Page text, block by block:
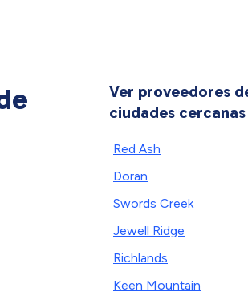
Ver proveedores
ciudades cercanas
Red Ash
Doran
Swords Creek
Jewell Ridge
Richlands
Keen Mountain